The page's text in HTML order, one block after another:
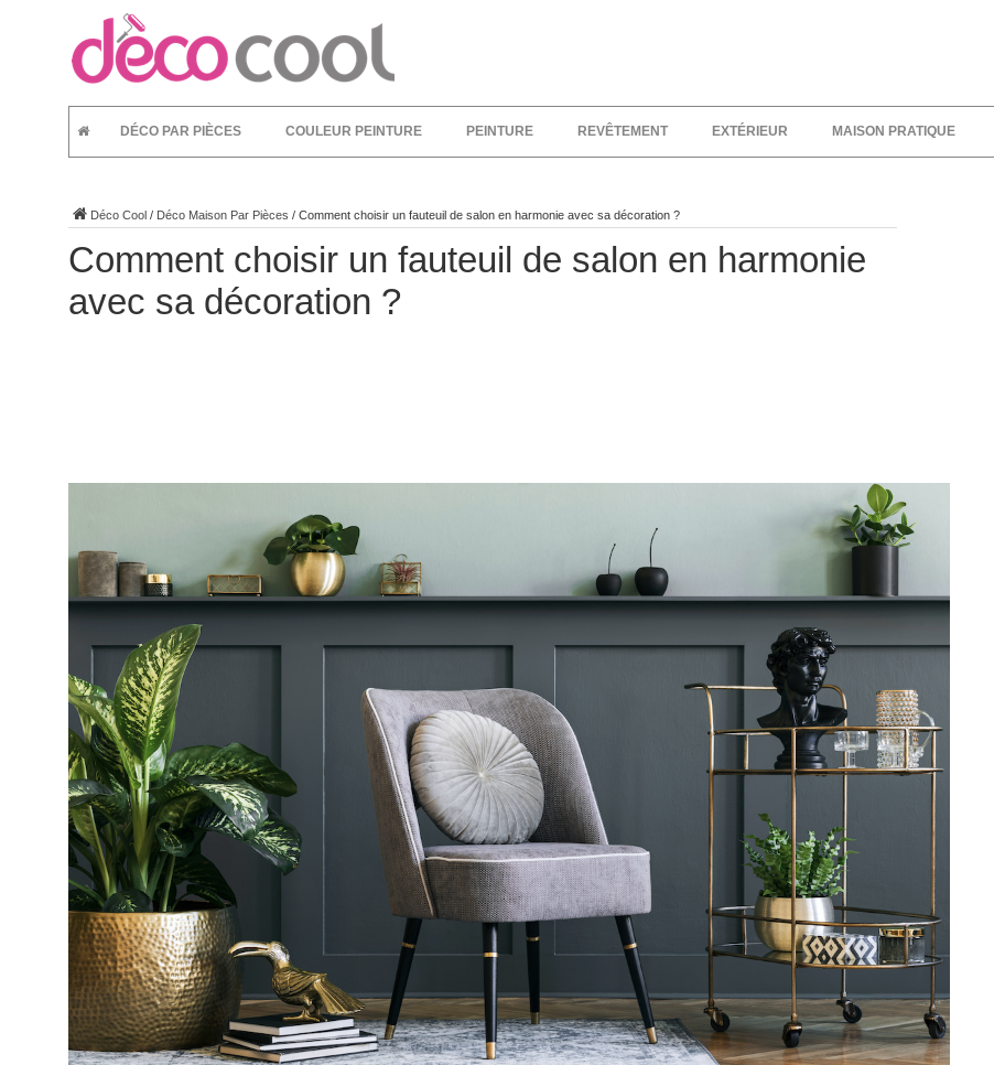
DÉCO PAR PIÈCES COULEUR PEINTURE PEINTURE REVÊTEMENT EXTÉRIEUR MAISON PRATIQUE
Déco Cool / Déco Maison Par Pièces / Comment choisir un fauteuil de salon en harmonie avec sa décoration ?
Comment choisir un fauteuil de salon en harmonie
avec sa décoration ?